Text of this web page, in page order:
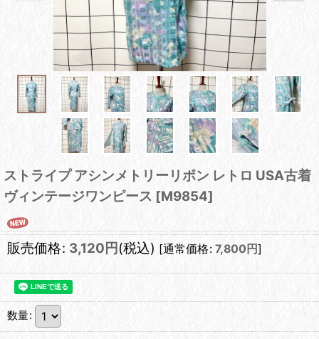
ストライプ アシンメトリーリボン レトロ USA古着
ヴィンテージワンピース [M9854]
販売価格: 3,120 円 (税込) [通常価格: 7,800 円]
数量: